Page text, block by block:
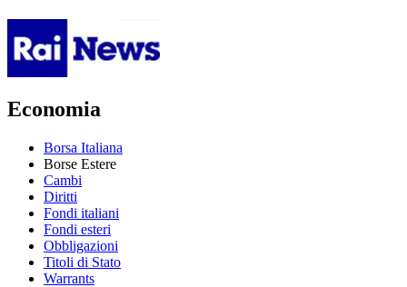
Economia
Borsa Italiana
Borse Estere
Cambi
Diritti
Fondi italiani
Fondi esteri
Obbligazioni
Titoli di Stato
Warrants